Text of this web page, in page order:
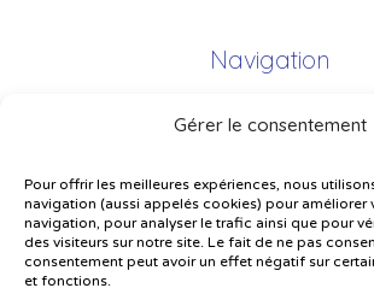
Gérer le consentement
Pour offrir les meilleures expériences, nous
navigation (aussi appelés cookies) pour améliorer
navigation, pour analyser le trafic ainsi que pour
des visiteurs sur notre site. Le fait de ne pas
consentement peut avoir un effet négatif sur
et fonctions.
Navigation
Plan du site
Plainte – service à l’élève
Politique de confidentialité